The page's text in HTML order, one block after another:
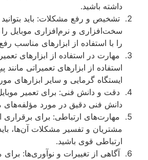
داشته باشید.
تشخیص و رفع مشکلات: باید
سخت‌افزاری و نرم‌افزاری موبایل
را با استفاده از ابزارهای مناسب
مهارت در استفاده از ابزارهای
استفاده از ابزارهای تعمیراتی مانند
ایستگاه گرمایی و سایر ابزارهای
دقت و دانش فنی: برای تعمیر
دانش فنی دقیق در مورد
مهارت‌های ارتباطی: برای برقراری
مشتریان و تفسیر مشکلات آن‌ها،
ارتباطی قوی باشید.
آگاهی از تغییرات و نوآوری‌ها: